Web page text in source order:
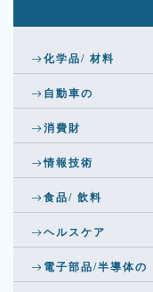
化学品/ 材料
自動車の
消費財
情報技術
食品/ 飲料
ヘルスケア
電子部品/半導体の